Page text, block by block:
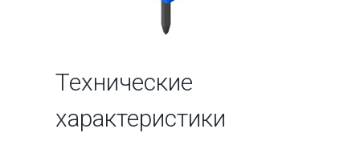
Технические
характеристики